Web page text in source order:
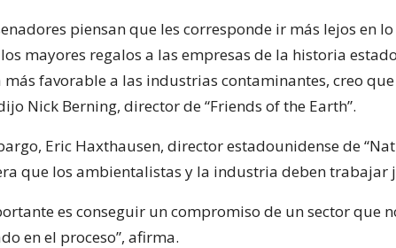
piensan que les corresponde ir más lejos en
mayores regalos a las empresas de la historia
favorable a las industrias contaminantes, creo
Nick Berning, director de “Friends of the Earth”.
Eric Haxthausen, director estadounidense de
que los ambientalistas y la industria deben trabajar
es conseguir un compromiso de un sector que
en el proceso”, afirma.